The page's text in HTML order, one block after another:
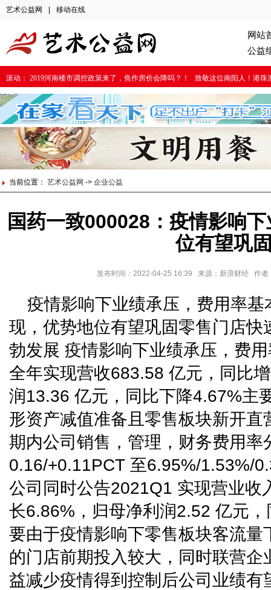
艺术公益网 移动在线
网站
公益
滚动： 2019河南楼市调控政策来了，焦作房价会降吗？！ 致敬这位南阳人！港珠
当前位置： 艺术公益网 -> 企业公益
国药一致000028：疫情影响
位有望巩
发布时间：2022-04-25 16:39 来源：新浪财经 作
疫情影响下业绩承压，费用率
现，优势地位有望巩固零售门店快
勃发展 疫情影响下业绩承压，费
全年实现营收683.58 亿元，同比
润13.36 亿元，同比下降4.67%主
形资产减值准备且零售板块新开直
期内公司销售，管理，财务费用
0.16/+0.11PCT 至6.95%/1.53%/
公司同时公告2021Q1 实现营业收
长6.86%，归母净利润2.52 亿元
要由于疫情影响下零售板块客流
的门店前期投入较大，同时联营企
益减少疫情得到控制后公司业绩有